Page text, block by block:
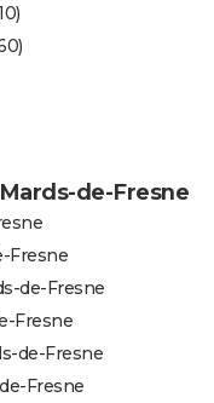
de-Fresne
Fresne
de-Fresne
Fresne
de-Fresne
Fresne